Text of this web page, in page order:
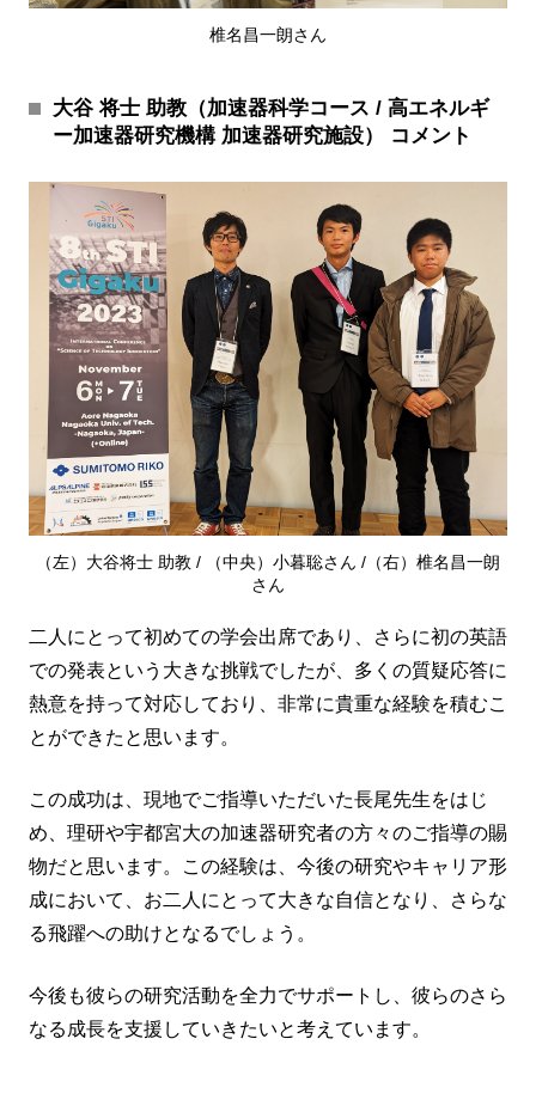
椎名昌一朗さん
大谷 将士 助教（加速器科学コース / 高エネルギ
ー加速器研究機構 加速器研究施設） コメント
（左）大谷将士 助教 / （中央）小暮聡さん /（右）椎名昌一朗
さん
二人にとって初めての学会出席であり、さらに初の英語
での発表という大きな挑戦でしたが、多くの質疑応答に
熱意を持って対応しており、非常に貴重な経験を積むこ
とができたと思います。
この成功は、現地でご指導いただいた長尾先生をはじ
め、理研や宇都宮大の加速器研究者の方々のご指導の賜
物だと思います。この経験は、今後の研究やキャリア形
成において、お二人にとって大きな自信となり、さらな
る飛躍への助けとなるでしょう。
今後も彼らの研究活動を全力でサポートし、彼らのさら
なる成長を支援していきたいと考えています。